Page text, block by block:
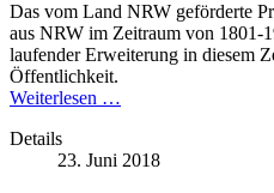
Das vom Land NRW geförderte
aus NRW im Zeitraum von 1801-
laufender Erweiterung in diesem
Öffentlichkeit.
Weiterlesen …
Details
23. Juni 2018